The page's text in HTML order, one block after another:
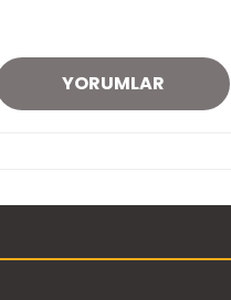
YORUMLAR
Bu ürüne ilk